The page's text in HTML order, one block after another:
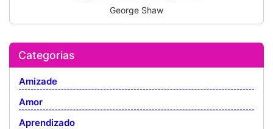
George Shaw
Categorias
Amizade
Amor
Aprendizado